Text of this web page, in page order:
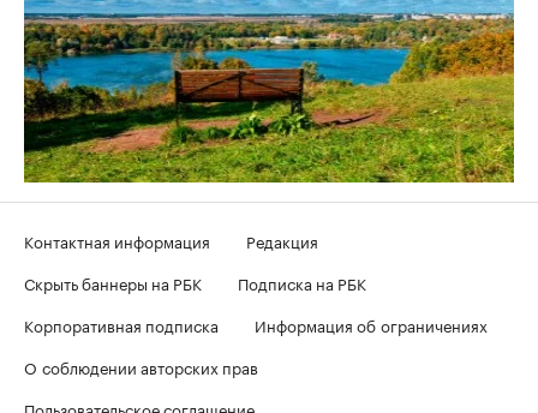
Контактная информация
Редакция
Скрыть баннеры на РБК
Подписка на РБК
Корпоративная подписка
Информация об ограничениях
О соблюдении авторских прав
Пользовательское соглашение